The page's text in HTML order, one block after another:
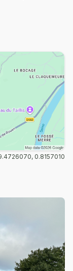
0.8157010